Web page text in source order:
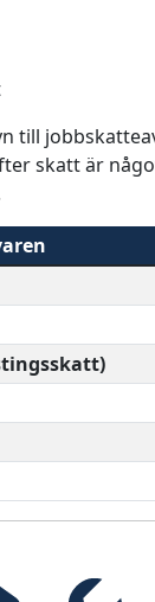
till
skatt är